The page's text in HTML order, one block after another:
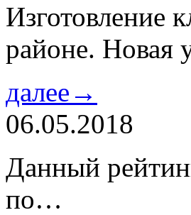
Изготовление
районе. Новая
далее→
06.05.2018
Данный
по…